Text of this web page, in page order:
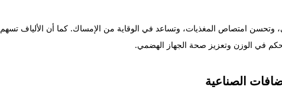
وتحسن امتصاص المغذيات، وتساعد في الوقاية من الإمساك. كما أن الألياف تسهم
في الوزن وتعزيز صحة الجهاز الهضمي.
الصناعية